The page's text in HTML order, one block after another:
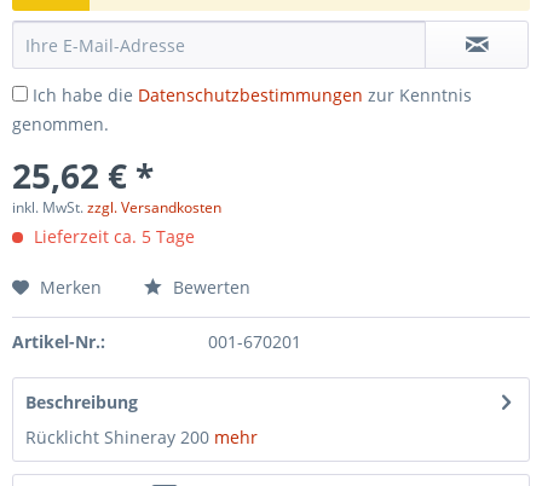
Ich habe die Datenschutzbestimmungen zur Kenntnis
genommen.
25,62 € *
inkl. MwSt.zzgl. Versandkosten
Lieferzeit ca. 5 Tage
Merken Bewerten
Artikel-Nr.: 001-670201
Beschreibung
Rücklicht Shineray 200 mehr